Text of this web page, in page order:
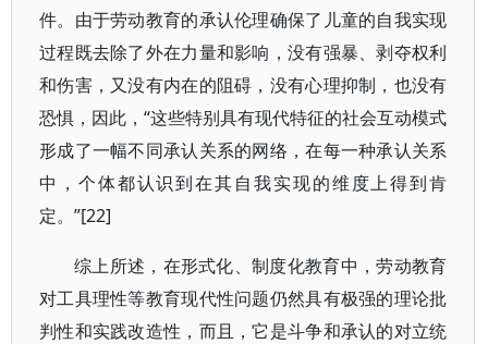
件。由于劳动教育的承认伦理确保了儿童的自我实现
过程既去除了外在力量和影响，没有强暴、剥夺权利
和伤害，又没有内在的阻碍，没有心理抑制，也没有
恐惧，因此，“这些特别具有现代特征的社会互动模式
形成了一幅不同承认关系的网络，在每一种承认关系
中，个体都认识到在其自我实现的维度上得到肯
定。”[22]
综上所述，在形式化、制度化教育中，劳动教育
对工具理性等教育现代性问题仍然具有极强的理论批
判性和实践改造性，而且，它是斗争和承认的对立统